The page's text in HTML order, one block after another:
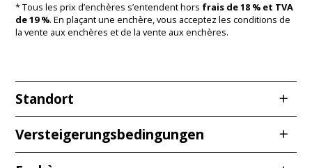
* Tous les prix d’enchères s’entendent hors frais de 18 % et TVA
de 19 %. En plaçant une enchère, vous acceptez les conditions de
la vente aux enchères et de la vente aux enchères.
Standort
Redcarstraße 3
53842 Troisdorf
Versteigerungsbedingungen